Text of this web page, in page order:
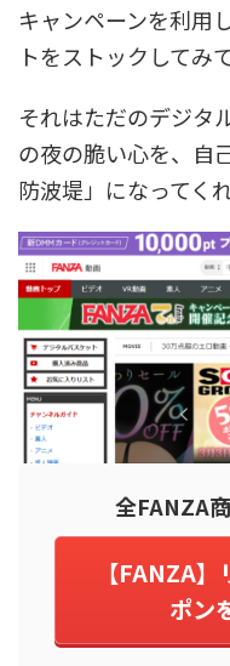
キャンペーンを利用
トをストックしてみ
それはただのデジタ
の夜の脆い心を、自
防波堤」になってく
全FANZA
【FANZA
ポン